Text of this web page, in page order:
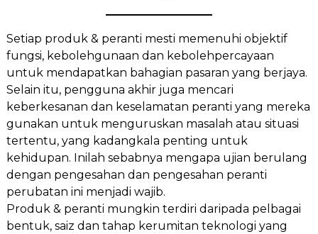
Setiap produk & peranti mesti memenuhi objektif
fungsi, kebolehgunaan dan kebolehpercayaan
untuk mendapatkan bahagian pasaran yang berjaya.
Selain itu, pengguna akhir juga mencari
keberkesanan dan keselamatan peranti yang mereka
gunakan untuk menguruskan masalah atau situasi
tertentu, yang kadangkala penting untuk
kehidupan. Inilah sebabnya mengapa ujian berulang
dengan pengesahan dan pengesahan peranti
perubatan ini menjadi wajib.
Produk & peranti mungkin terdiri daripada pelbagai
bentuk, saiz dan tahap kerumitan teknologi yang